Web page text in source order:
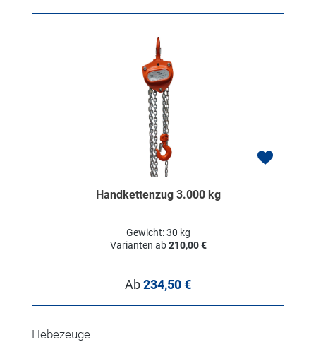
Handkettenzug 3.000 kg
Gewicht: 30 kg
Varianten ab210,00 €
Regulärer Preis:
Ab234,50 €
Produktgalerie überspringen
Hebezeuge